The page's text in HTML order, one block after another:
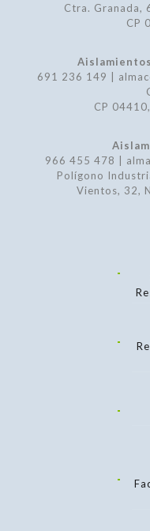
Ctra. Granada,
CP
691 236 149 |
CP
966 455 478 |
Polígono
Vientos, 32,